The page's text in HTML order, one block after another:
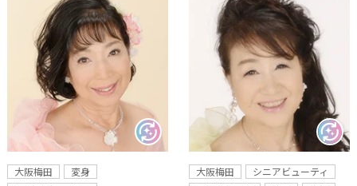
大阪梅田
変身
大阪梅田
シニアビューティ